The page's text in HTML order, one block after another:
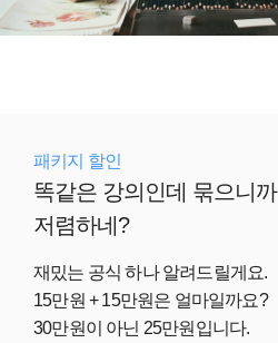
패키지 할인
똑같은 강의인데 묶으니까
저렴하네?
재밌는 공식 하나 알려드릴게요.
15만원 + 15만원은 얼마일까요?
30만원이 아닌 25만원입니다.